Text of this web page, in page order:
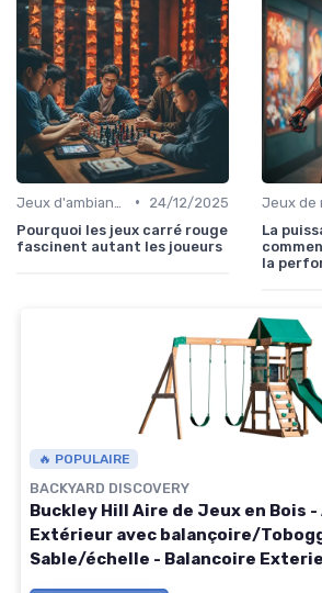
•
24/12/2025
Pourquoi les jeux carré rouge
fascinent autant les joueurs
La
la
🔥 POPULAIRE
BACKYARD DISCOVERY
Buckley Hill Aire de Jeux en Bois
Extérieur avec balançoire/
Sable/échelle - Balancoire